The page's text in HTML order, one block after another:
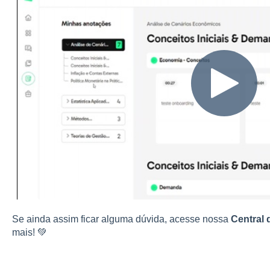
Se ainda assim ficar alguma dúvida, acesse nossa Central
mais! 💚